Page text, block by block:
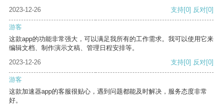
2023-12-26 支持[0] 反对[0]
游客
这款app的功能非常强大，可以满足我所有的工作需求。我可以使用它来
编辑文档、制作演示文稿、管理日程安排等。
2023-12-26
支持[0] 反对[0]
游客
这款加速器app的客服很贴心，遇到问题都能及时解决，服务态度非常
好。